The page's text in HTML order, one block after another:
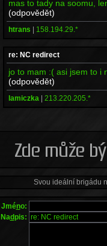
mas to tady na soomu,
(odpovědět)
htrans | 158.194.29.*
re: NC redirect
jo to mam :( asi jsem to i
(odpovědět)
lamiczka | 213.220.205.*
Svou ideální brigádu
Jméno:
Nadpis: